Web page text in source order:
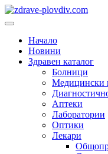
Преминете
към
Основно
Начало
Новини
Здравен каталог
Болници
Медицински
Аптеки
Лаборатории
Оптики
Лекари